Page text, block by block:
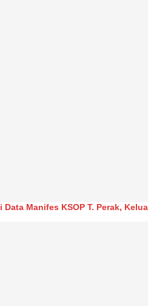
Manifes KSOP T. Perak,